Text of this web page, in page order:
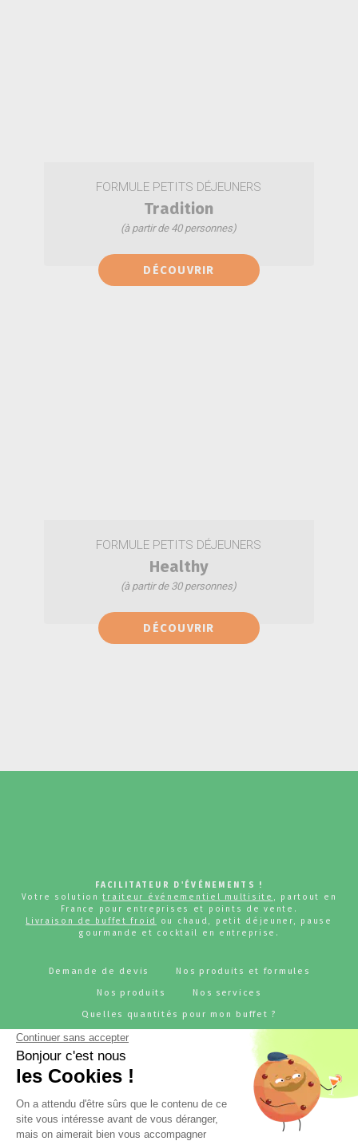
FORMULE PETITS DÉJEUNERS
Tradition
(à partir de 40 personnes)
Mini viennoiseriesDÉCOUVRIR
FORMULE PETITS DÉJEUNERS
Healthy
(à partir de 30 personnes)
Carrot cake
Box Fruits 12kg
Energy balls
DÉCOUVRIR
FACILITATEUR D'ÉVÉNEMENTS !
Votre solutiontraiteur événementiel multisite
, partout en
France pour entreprises et points de vente.
Livraison de buffet froid
ou chaud, petit déjeuner, pause
gourmande et cocktail en entreprise.
Demande de devis
Nos produits et formules
Nos produits
Nos services
Quelles quantités pour mon buffet ?
Pourquoi choisir JUJU'S Traiteur ?
Notre métier - traiteur pour entreprise
BLOG - L'actu JUJU'S Traiteur
Rejoignez-nous
RESTONS CONNECTÉS !